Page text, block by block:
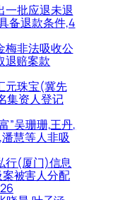
一批应退未退
备退款条件,4
梅非法吸收公
退赔案款
元珠宝(冀先
集资人登记
”吴珊珊,王丹,
慧等人非吸
行(厦门)信息
被害人分配